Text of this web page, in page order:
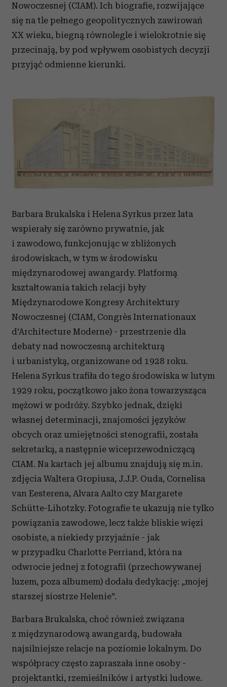
Nowoczesnej (CIAM). Ich biografie, rozwijające
się na tle pełnego geopolitycznych zawirowań
XX wieku, biegną równolegle i wielokrotnie się
przecinają, by pod wpływem osobistych decyzji
przyjąć odmienne kierunki.
Barbara Brukalska i Helena Syrkus przez lata
wspierały się zarówno prywatnie, jak
i zawodowo, funkcjonując w zbliżonych
środowiskach, w tym w środowisku
międzynarodowej awangardy. Platformą
kształtowania takich relacji były
Międzynarodowe Kongresy Architektury
Nowoczesnej (CIAM, Congrès Internationaux
d’Architecture Moderne) - przestrzenie dla
debaty nad nowoczesną architekturą
i urbanistyką, organizowane od 1928 roku.
Helena Syrkus trafiła do tego środowiska w lutym
1929 roku, początkowo jako żona towarzysząca
mężowi w podróży. Szybko jednak, dzięki
własnej determinacji, znajomości języków
obcych oraz umiejętności stenografii, została
sekretarką, a następnie wiceprzewodniczącą
CIAM. Na kartach jej albumu znajdują się m.in.
zdjęcia Waltera Gropiusa, J.J.P. Ouda, Cornelisa
van Eesterena, Alvara Aalto czy Margarete
Schütte-Lihotzky. Fotografie te ukazują nie tylko
powiązania zawodowe, lecz także bliskie więzi
osobiste, a niekiedy przyjaźnie - jak
w przypadku Charlotte Perriand, która na
odwrocie jednej z fotografii (przechowywanej
luzem, poza albumem) dodała dedykację: „mojej
starszej siostrze Helenie”.
Barbara Brukalska, choć również związana
z międzynarodową awangardą, budowała
najsilniejsze relacje na poziomie lokalnym. Do
współpracy często zapraszała inne osoby -
projektantki, rzemieślników i artystki ludowe.